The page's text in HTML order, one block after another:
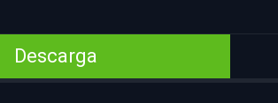
Descarga